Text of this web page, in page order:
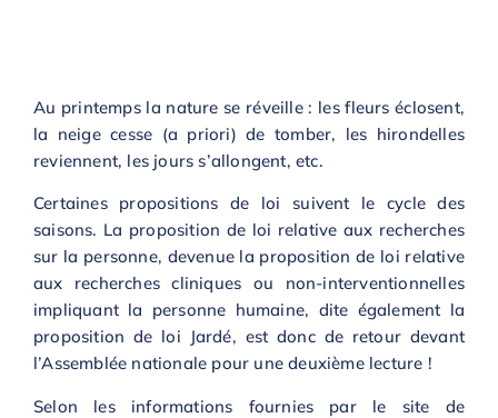
Au printemps la nature se réveille : les fleurs éclosent,
la neige cesse (a priori) de tomber, les hirondelles
reviennent, les jours s’allongent, etc.
Certaines propositions de loi suivent le cycle des
saisons. La proposition de loi relative aux recherches
sur la personne, devenue la proposition de loi relative
aux recherches cliniques ou non-interventionnelles
impliquant la personne humaine, dite également la
proposition de loi Jardé, est donc de retour devant
l’Assemblée nationale pour une deuxième lecture !
Selon les informations fournies par le site de